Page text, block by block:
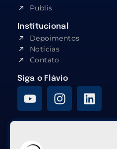
Publis
Institucional
Depoimentos
Notícias
Contato
Siga o Flávio